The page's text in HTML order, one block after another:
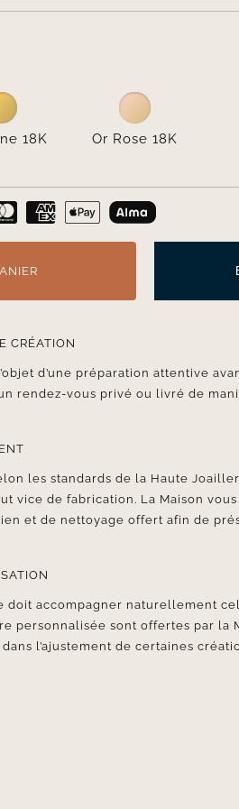
18K Or Rose 18K
CRÉATION
d’une préparation attentive
rendez-vous privé ou livré de
les standards de la Haute
vice de fabrication. La Maison
et de nettoyage offert afin de
doit accompagner naturellement
personnalisée sont offertes par la
l’ajustement de certaines